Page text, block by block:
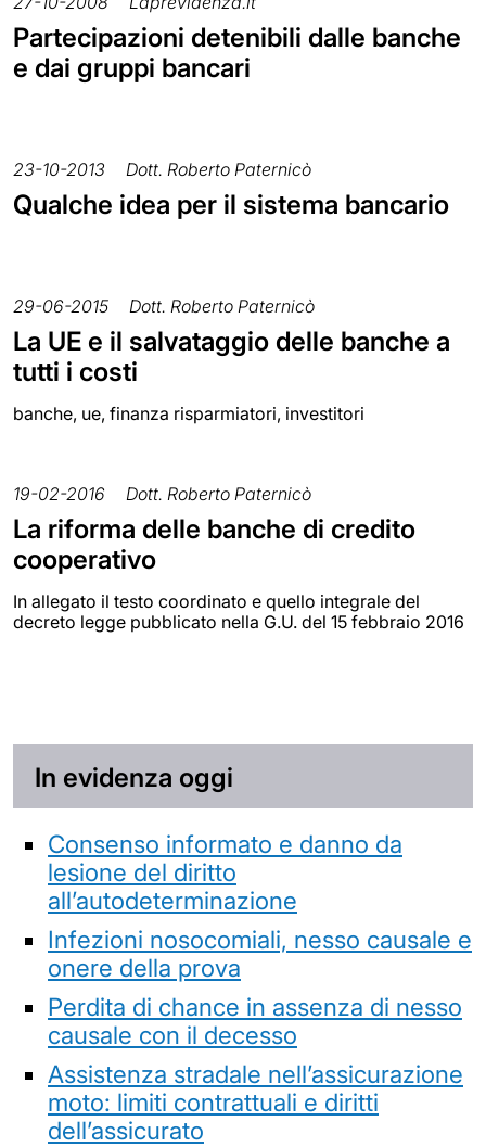
Partecipazioni detenibili dalle banche
e dai gruppi bancari
23-10-2013 Dott. Roberto Paternicò
Qualche idea per il sistema bancario
29-06-2015 Dott. Roberto Paternicò
La UE e il salvataggio delle banche a
tutti i costi
banche, ue, finanza risparmiatori, investitori
19-02-2016 Dott. Roberto Paternicò
La riforma delle banche di credito
cooperativo
In allegato il testo coordinato e quello integrale del
decreto legge pubblicato nella G.U. del 15 febbraio 2016
In evidenza oggi
Consenso informato e danno da
lesione del diritto
all’autodeterminazione
Infezioni nosocomiali, nesso causale e
onere della prova
Perdita di chance in assenza di nesso
causale con il decesso
Assistenza stradale nell’assicurazione
moto: limiti contrattuali e diritti
dell’assicurato